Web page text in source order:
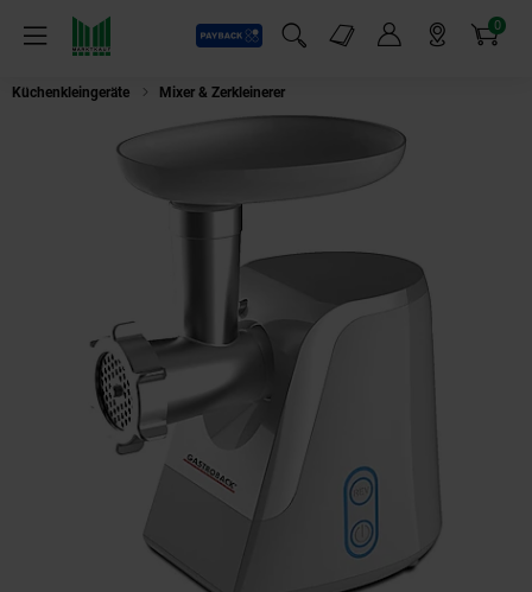
Menü
Payback
Suchfeld einblenden
Markt-Angebote 0
Artikel
Küchenkleingeräte Mixer & Zerkleinerer